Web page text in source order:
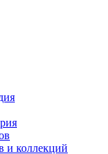
и коллекций